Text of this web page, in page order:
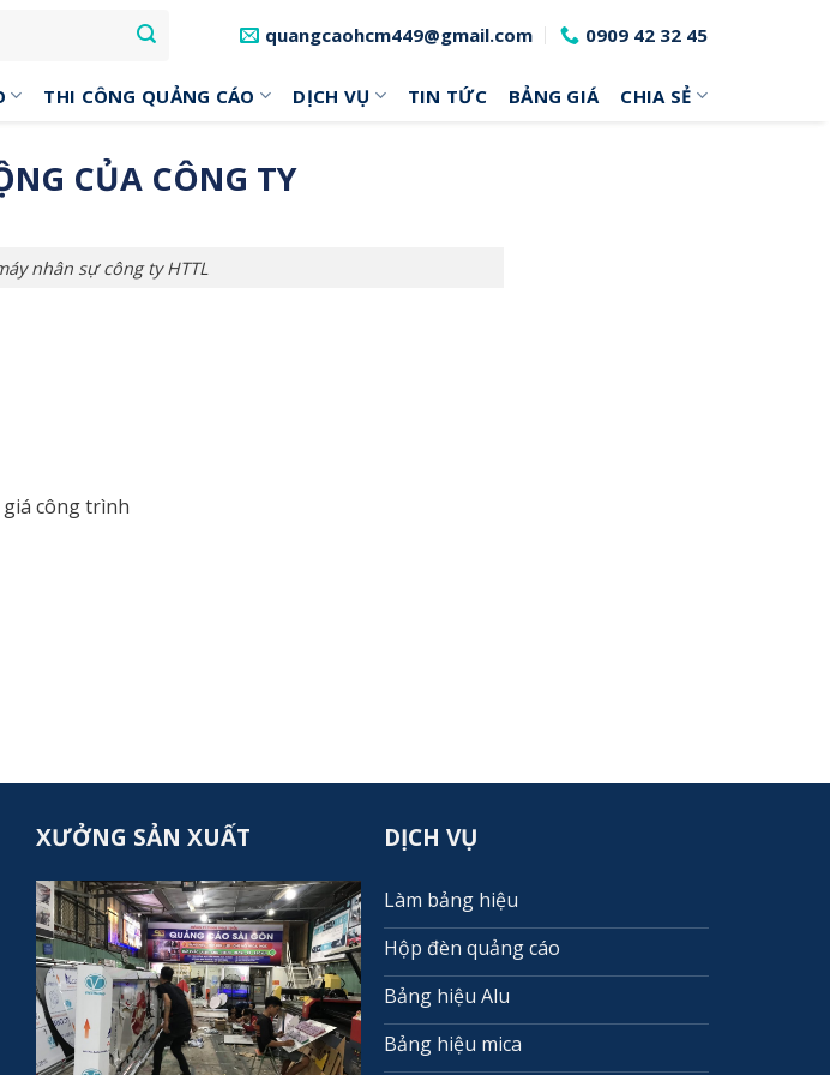
quangcaohcm449@gmail.com 0909 42 32 45
THI CÔNG QUẢNG CÁO DỊCH VỤ TIN TỨC BẢNG GIÁ CHIA SẺ
CỦA CÔNG TY
nhân sự công ty HTTL
giá công trình
XƯỞNG SẢN XUẤT DỊCH VỤ
Làm bảng hiệu
Hộp đèn quảng cáo
Bảng hiệu Alu
Bảng hiệu mica